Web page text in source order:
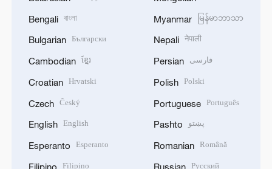
Bengali বাংলা
Bulgarian Български
Cambodian ខ្មែរ
Croatian Hrvatski
Czech Český
English English
Esperanto Esperanto
Filipino Filipino
Myanmar မြန်မာဘာသာ
Nepali नेपाली
Persian فارسی
Polish Polski
Portuguese Português
Pashto پښتو
Romanian Română
Russian Русский